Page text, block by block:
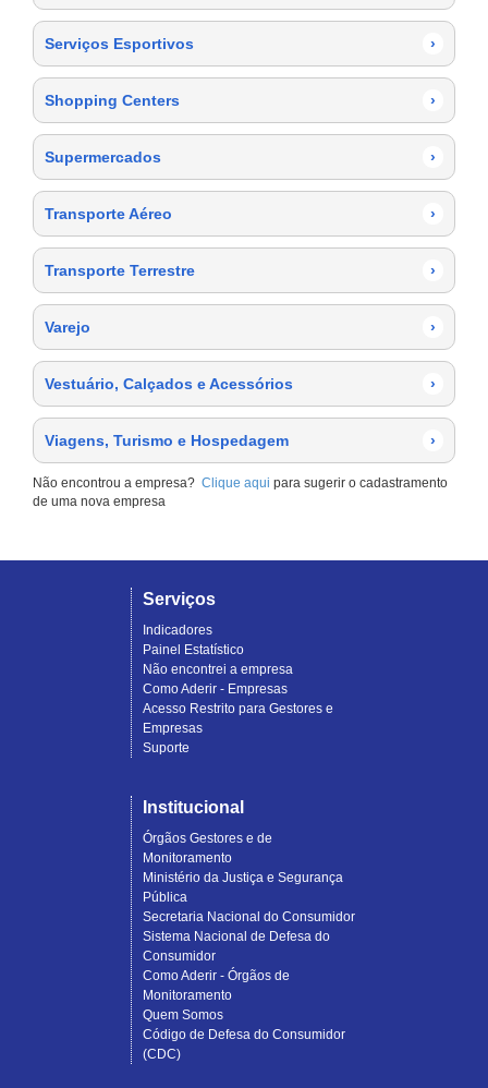
Serviços Esportivos ›
Shopping Centers ›
Supermercados ›
Transporte Aéreo ›
Transporte Terrestre ›
Varejo ›
Vestuário, Calçados e Acessórios ›
Viagens, Turismo e Hospedagem ›
Não encontrou a empresa? Clique aqui para sugerir o cadastramento
de uma nova empresa
Serviços
Indicadores
Painel Estatístico
Não encontrei a empresa
Como Aderir - Empresas
Acesso Restrito para Gestores e
Empresas
Suporte
Institucional
Órgãos Gestores e de
Monitoramento
Ministério da Justiça e Segurança
Pública
Secretaria Nacional do Consumidor
Sistema Nacional de Defesa do
Consumidor
Como Aderir - Órgãos de
Monitoramento
Quem Somos
Código de Defesa do Consumidor
(CDC)